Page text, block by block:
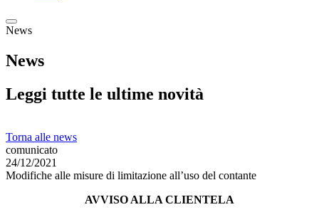
News
News
Leggi tutte le ultime novità
Torna alle news
comunicato
24/12/2021
Modifiche alle misure di limitazione all’uso del contante
AVVISO ALLA CLIENTELA